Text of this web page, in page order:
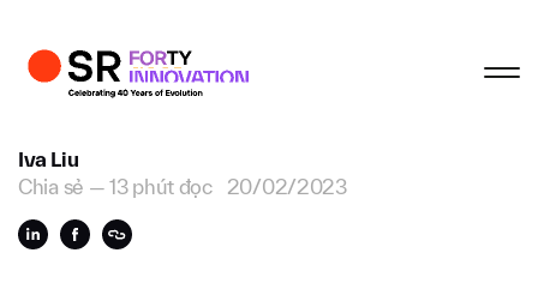
Iva Liu
Chia sẻ — 13 phút đọc 20/02/2023
Liên hệ hợp tác
Họ và tên đệm